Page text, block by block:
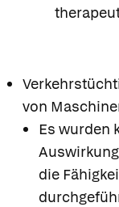
von
Es wurden
die